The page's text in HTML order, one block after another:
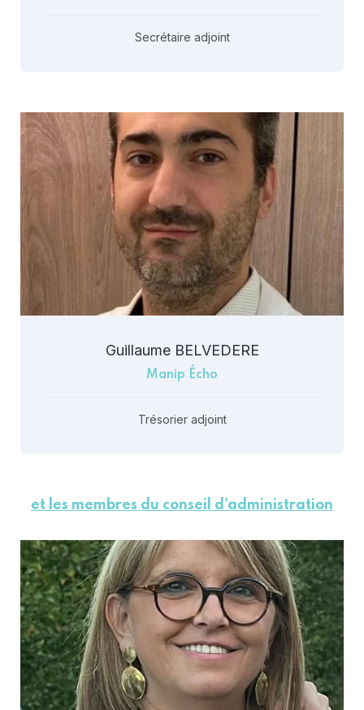
Secrétaire adjoint
Guillaume BELVEDERE
Manip Écho
Trésorier adjoint
et les membres du conseil d'administration